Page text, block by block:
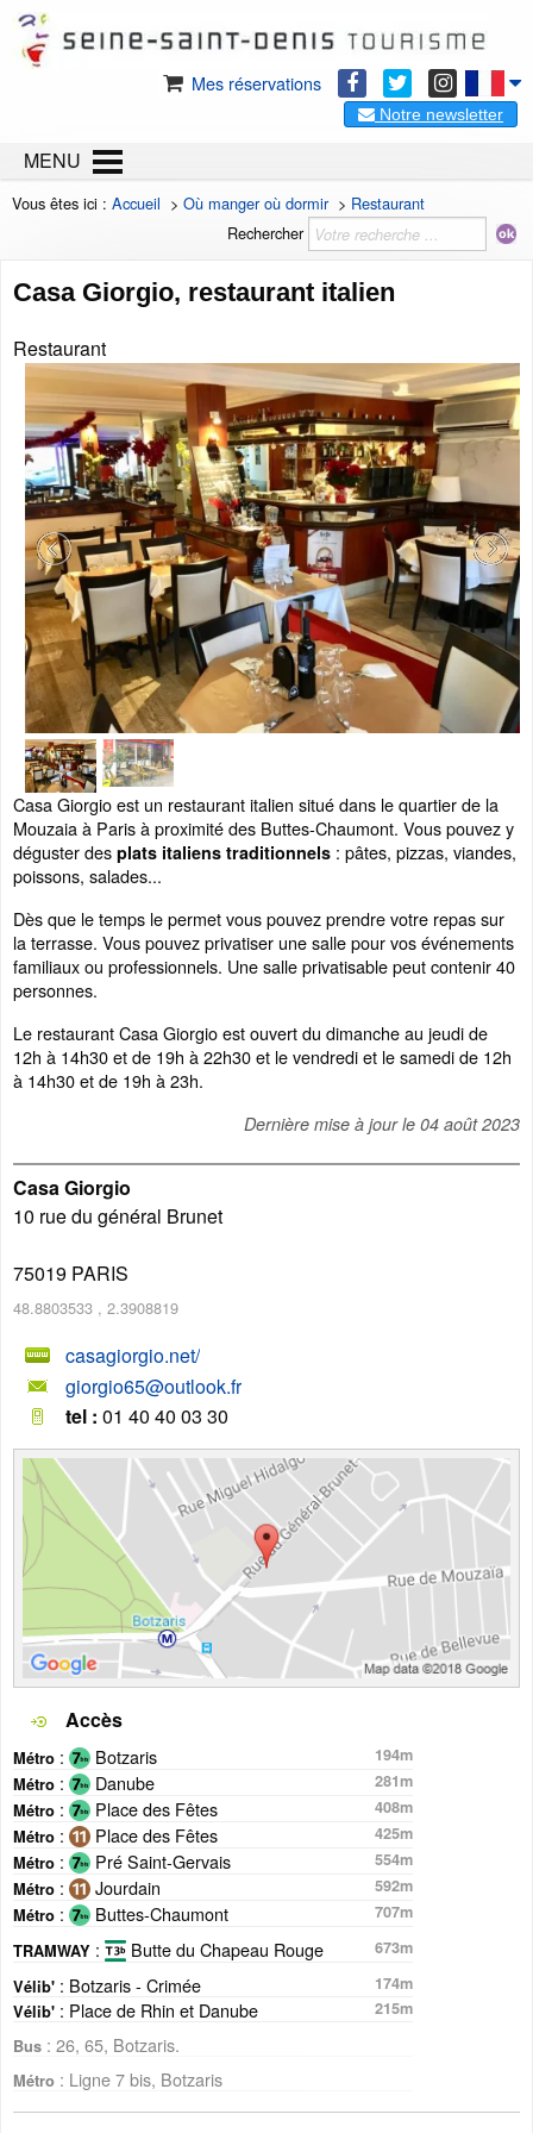
Mes réservations
Notre newsletter
MENU
Vous êtes ici : Accueil > Où manger où dormir> Restaurant
Rechercher
Casa Giorgio, restaurant italien
Restaurant
Casa Giorgio est un restaurant italien situé dans le quartier de la
Mouzaia à Paris à proximité des Buttes-Chaumont. Vous pouvez y
déguster des plats italiens traditionnels : pâtes, pizzas, viandes,
poissons, salades...
Dès que le temps le permet vous pouvez prendre votre repas sur
la terrasse. Vous pouvez privatiser une salle pour vos événements
familiaux ou professionnels. Une salle privatisable peut contenir 40
personnes.
Le restaurant Casa Giorgio est ouvert du dimanche au jeudi de
12h à 14h30 et de 19h à 22h30 et le vendredi et le samedi de 12h
à 14h30 et de 19h à 23h.
Dernière mise à jour le 04 août 2023
Casa Giorgio
10 rue du général Brunet
75019 PARIS
48.8803533 , 2.3908819
casagiorgio.net/
giorgio65@outlook.fr
tel : 01 40 40 03 30
Accès
Métro : Botzaris
194m
Métro : Danube
281m
Métro : Place des Fêtes
408m
Métro : Place des Fêtes
425m
Métro : Pré Saint-Gervais
554m
Métro : Jourdain
592m
Métro : Buttes-Chaumont
707m
TRAMWAY : Butte du Chapeau Rouge
673m
Vélib' : Botzaris - Crimée
174m
Vélib' : Place de Rhin et Danube
215m
Bus : 26, 65, Botzaris.
Métro : Ligne 7 bis, Botzaris